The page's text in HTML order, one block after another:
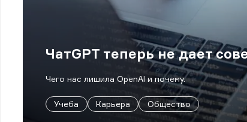
ЧатGPT теперь не дает
Чего нас лишила OpenAI и почему.
Учеба Карьера Общество